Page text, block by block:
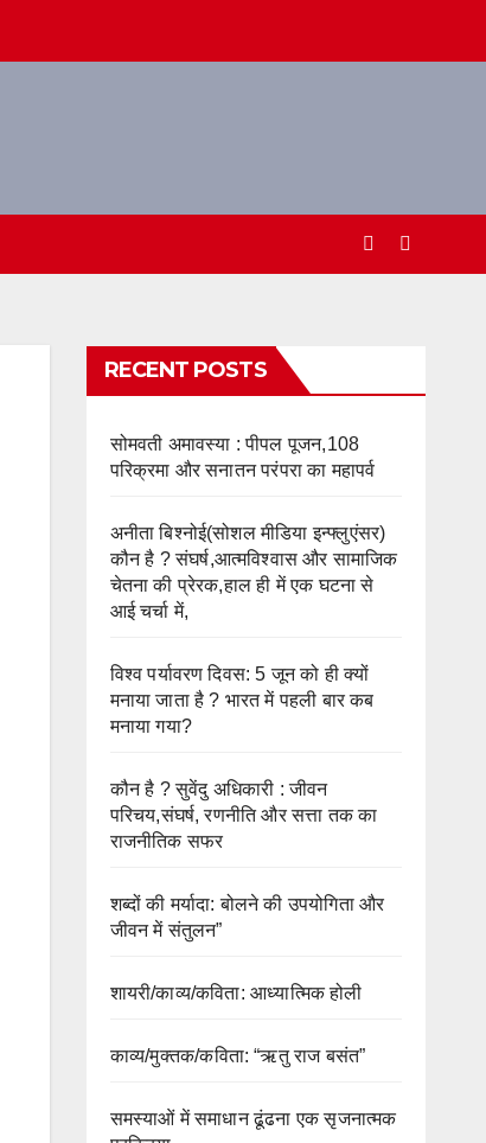
RECENT POSTS
सोमवती अमावस्या : पीपल पूजन,108
परिक्रमा और सनातन परंपरा का महापर्व
अनीता बिश्नोई(सोशल मीडिया इन्फ्लुएंसर)
कौन है ? संघर्ष,आत्मविश्वास और सामाजिक
चेतना की प्रेरक,हाल ही में एक घटना से
आई चर्चा में,
विश्व पर्यावरण दिवस: 5 जून को ही क्यों
मनाया जाता है ? भारत में पहली बार कब
मनाया गया?
कौन है ? सुवेंदु अधिकारी : जीवन
परिचय,संघर्ष, रणनीति और सत्ता तक का
राजनीतिक सफर
शब्दों की मर्यादा: बोलने की उपयोगिता और
जीवन में संतुलन”
शायरी/काव्य/कविता: आध्यात्मिक होली
काव्य/मुक्तक/कविता: “ऋतु राज बसंत”
समस्याओं में समाधान ढूंढना एक सृजनात्मक